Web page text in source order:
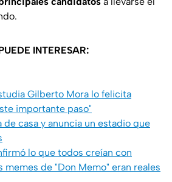
INTERESAR:
Gilberto Mora lo felicita
importante paso"
de casa y anuncia un estadio que
lo que todos creían con
memes de "Don Memo" eran reales